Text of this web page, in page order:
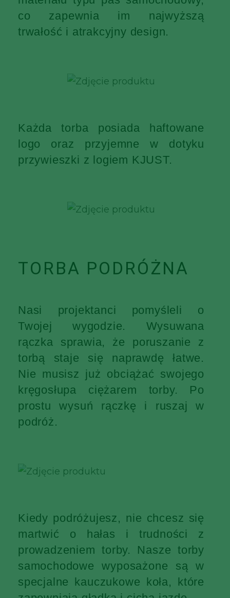
co zapewnia im najwyższą
trwałość i atrakcyjny design.
Każda torba posiada haftowane
logo oraz przyjemne w dotyku
przywieszki z logiem KJUST.
TORBA PODRÓŻNA
Nasi projektanci pomyśleli o
Twojej wygodzie. Wysuwana
rączka sprawia, że poruszanie z
torbą staje się naprawdę łatwe.
Nie musisz już obciążać swojego
kręgosłupa ciężarem torby. Po
prostu wysuń rączkę i ruszaj w
podróż.
Kiedy podróżujesz, nie chcesz się
martwić o hałas i trudności z
prowadzeniem torby. Nasze torby
samochodowe wyposażone są w
specjalne kauczukowe koła, które